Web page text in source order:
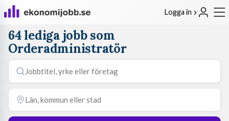
Logga in
64 lediga jobb som
Orderadministratör